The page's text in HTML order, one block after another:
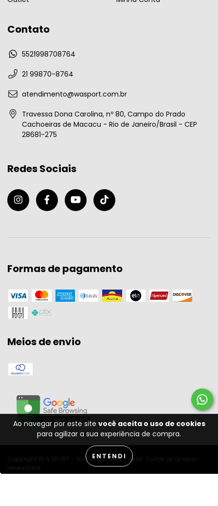
Ao navegar por este site você aceita o uso de cookies
para agilizar a sua experiência de compra.
ENTENDI
Contato
5521998708764
21 99870-8764
atendimento@wasport.com.br
Travessa Dona Carolina, nº 80, Campo do Prado
Cachoeiras de Macacu - Rio de Janeiro/Brasil - CEP
28681-275
Redes Sociais
Formas de pagamento
Meios de envio
Copyright W A SPORT - 11301556000134 - 2026. Todos os direitos
reservados.